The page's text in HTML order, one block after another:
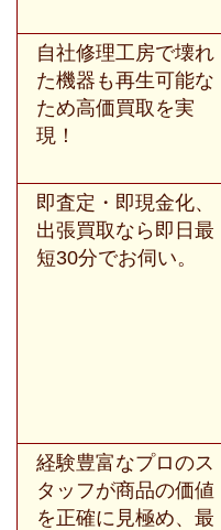
自社修理工房で壊れ
た機器も再生可能な
ため高価買取を実
現！
即査定・即現金化、
出張買取なら即日最
短30分でお伺い。
経験豊富なプロのス
タッフが商品の価値
を正確に見極め、最